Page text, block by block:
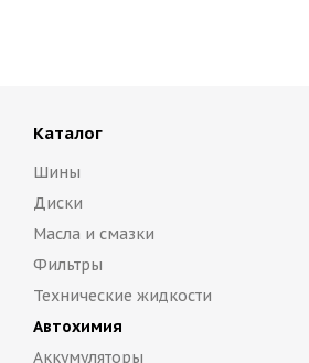
Каталог
Шины
Диски
Масла и смазки
Фильтры
Технические жидкости
Автохимия
Аккумуляторы